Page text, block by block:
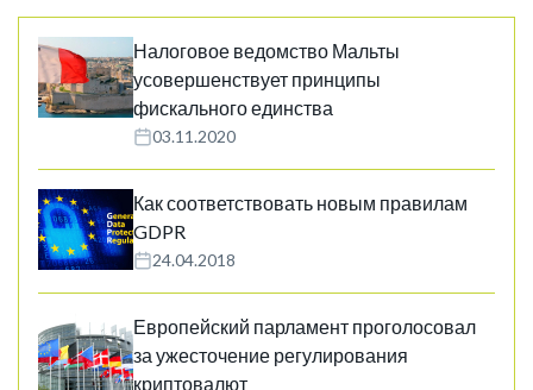
Налоговое ведомство Мальты
усовершенствует принципы
фискального единства
03.11.2020
Как соответствовать новым правилам
GDPR
24.04.2018
Европейский парламент проголосовал
за ужесточение регулирования
криптовалют